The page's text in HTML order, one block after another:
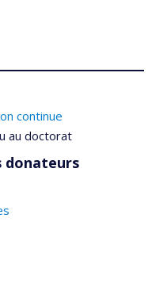
continue
au doctorat
donateurs